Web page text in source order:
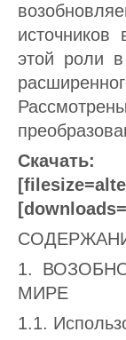
источников
этой роли
Скачать:
1.
МИРЕ
1.1.